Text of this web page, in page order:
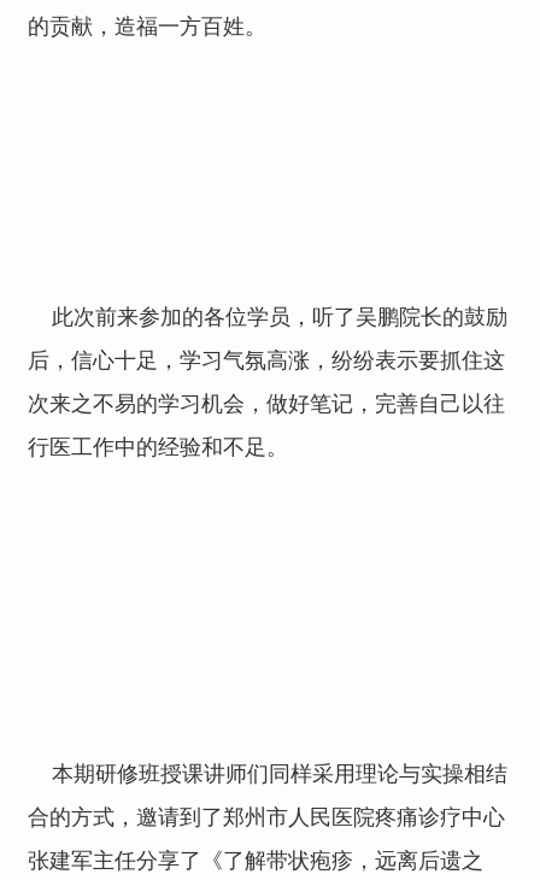
的贡献，造福一方百姓。
此次前来参加的各位学员，听了吴鹏院长的鼓励
后，信心十足，学习气氛高涨，纷纷表示要抓住这
次来之不易的学习机会，做好笔记，完善自己以往
行医工作中的经验和不足。
本期研修班授课讲师们同样采用理论与实操相结
合的方式，邀请到了郑州市人民医院疼痛诊疗中心
张建军主任分享了《了解带状疱疹，远离后遗之